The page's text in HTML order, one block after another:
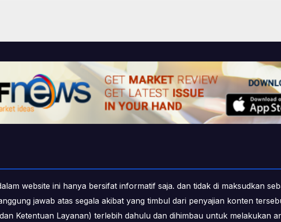
website ini hanya bersifat informatif saja. dan tidak di maksudkan
jawab atas segala akibat yang timbul dari penyajian konten
Ketentuan Layanan) terlebih dahulu dan dihimbau untuk melakukan